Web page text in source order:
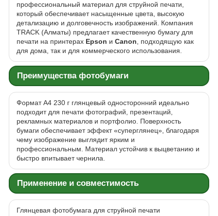
профессиональный материал для струйной печати,
который обеспечивает насыщенные цвета, высокую
детализацию и долговечность изображений. Компания
TRACK (Алматы) предлагает качественную бумагу для
печати на принтерах Epson и Canon, подходящую как
для дома, так и для коммерческого использования.
Преимущества фотобумаги
Формат A4 230 г глянцевый односторонний идеально
подходит для печати фотографий, презентаций,
рекламных материалов и портфолио. Поверхность
бумаги обеспечивает эффект «суперглянец», благодаря
чему изображение выглядит ярким и
профессиональным. Материал устойчив к выцветанию и
быстро впитывает чернила.
Применение и совместимость
Глянцевая фотобумага для струйной печати